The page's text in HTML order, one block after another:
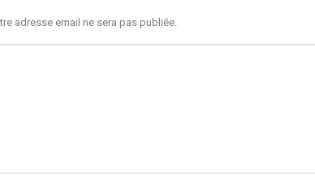
adresse email ne sera pas publiée.